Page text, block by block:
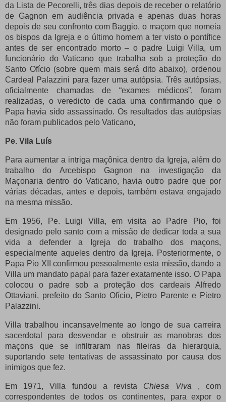
da Lista de Pecorelli, três dias depois de receber o relatório
de Gagnon em audiência privada e apenas duas horas
depois de seu confronto com Baggio, o maçom que nomeia
os bispos da Igreja e o último homem a ter visto o pontífice
antes de ser encontrado morto – o padre Luigi Villa, um
funcionário do Vaticano que trabalha sob a proteção do
Santo Ofício (sobre quem mais será dito abaixo), ordenou
Cardeal Palazzini para fazer uma autópsia. Três autópsias,
oficialmente chamadas de “exames médicos”, foram
realizadas, o veredicto de cada uma confirmando que o
Papa havia sido assassinado. Os resultados das autópsias
não foram publicados pelo Vaticano,
Pe. Vila Luís
Para aumentar a intriga maçônica dentro da Igreja, além do
trabalho do Arcebispo Gagnon na investigação da
Maçonaria dentro do Vaticano, havia outro padre que por
várias décadas, antes e depois, também estava engajado
na mesma missão.
Em 1956, Pe.
Luigi Villa, em visita ao Padre Pio, foi
designado pelo santo com a missão de dedicar toda a sua
vida a defender a Igreja do trabalho dos maçons,
especialmente aqueles dentro da Igreja.
Posteriormente, o
Papa Pio XII confirmou pessoalmente esta missão, dando a
Villa um mandato papal para fazer exatamente isso. O Papa
colocou o padre sob a proteção dos cardeais Alfredo
Ottaviani, prefeito do Santo Ofício, Pietro Parente e Pietro
Palazzini.
Villa trabalhou incansavelmente ao longo de sua carreira
sacerdotal para desvendar e obstruir as manobras dos
maçons que se infiltraram nas fileiras da hierarquia,
suportando sete tentativas de assassinato por causa dos
inimigos que fez.
Em 1971, Villa fundou a revista Chiesa Viva , com
correspondentes de todos os continentes, para expor o